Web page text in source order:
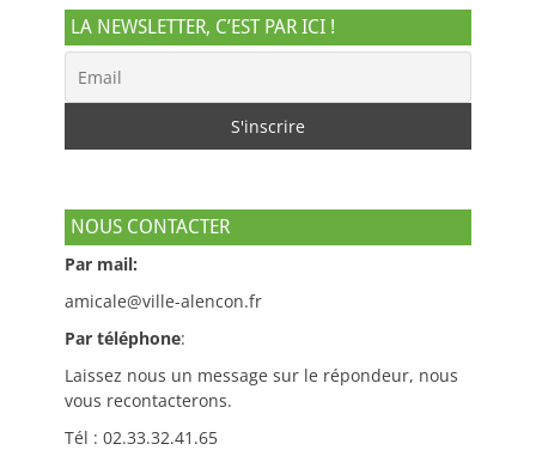
LA NEWSLETTER, C’EST PAR ICI !
NOUS CONTACTER
Par mail:
amicale@ville-alencon.fr
Par téléphone:
Laissez nous un message sur le répondeur, nous
vous recontacterons.
Tél : 02.33.32.41.65